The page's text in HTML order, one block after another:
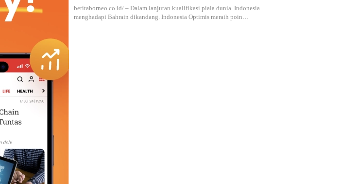
beritaborneo.co.id/ – Dalam lanjutan kualifikasi piala dunia. Indonesia
menghadapi Bahrain dikandang. Indonesia Optimis meraih poin…